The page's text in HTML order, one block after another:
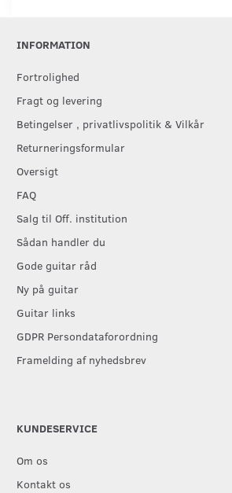
INFORMATION
Fortrolighed
Fragt og levering
Betingelser , privatlivspolitik & Vilkår
Returneringsformular
Oversigt
FAQ
Salg til Off. institution
Sådan handler du
Gode guitar råd
Ny på guitar
Guitar links
GDPR Persondataforordning
Framelding af nyhedsbrev
KUNDESERVICE
Om os
Kontakt os